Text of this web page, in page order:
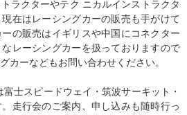
ラクターやテク ニカルインストラクタ
在はレーシングカーの販売も手がけて
の販売はイギリスや中国にコネクター
レーシングカーを扱っておりますので
カーなどもお問い合わせください。
士スピードウェイ・筑波サーキット・
走行会のご案内、申し込みも随時行っ